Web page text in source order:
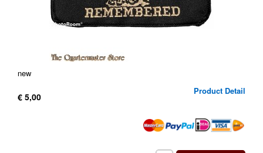
new
Product Detail
€ 5,00